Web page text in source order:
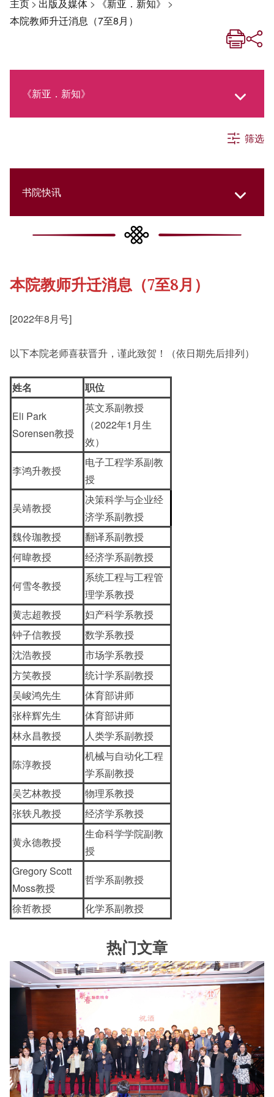
主页> 出版及媒体 > 《新亚．新知》 >
本院教师升迁消息（7至8月）
《新亚．新知》
社交媒体专栏
《新亚简讯》
《新亚书院概览》
新亚影集
影片库
筛选
书院快讯
Cultural Topics
Student Development
Alumni Connections
本院教师升迁消息（7至8月）
[2022年8月号]
以下本院老师喜获晋升，谨此致贺！（依日期先后排列）
姓名 职位
Eli Park
Sorensen教授
英文系副教授
（2022年1月生
效）
李鸿升教授
电子工程学系副教
授
吴靖教授
决策科学与企业经
济学系副教授
魏伶珈教授
翻译系副教授
何暐教授
经济学系副教授
何雪冬教授
系统工程与工程管
理学系教授
黄志超教授
妇产科学系教授
钟子信教授
数学系教授
沈浩教授
市场学系教授
方笑教授
统计学系副教授
吴峻鸿先生
体育部讲师
张梓辉先生
体育部讲师
林永昌教授
人类学系副教授
陈淳教授
机械与自动化工程
学系副教授
吴艺林教授
物理系教授
张轶凡教授
经济学系教授
黄永德教授
生命科学学院副教
授
Gregory Scott
Moss教授
哲学系副教授
徐哲教授 化学系副教授
热门文章